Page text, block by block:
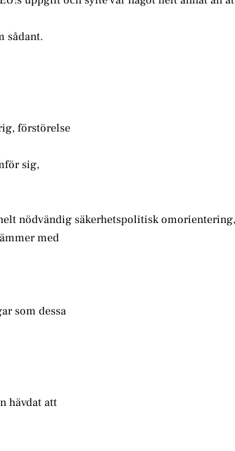
sådant.
förstörelse
sig,
nödvändig säkerhetspolitisk omorientering,
med
som dessa
hävdat att